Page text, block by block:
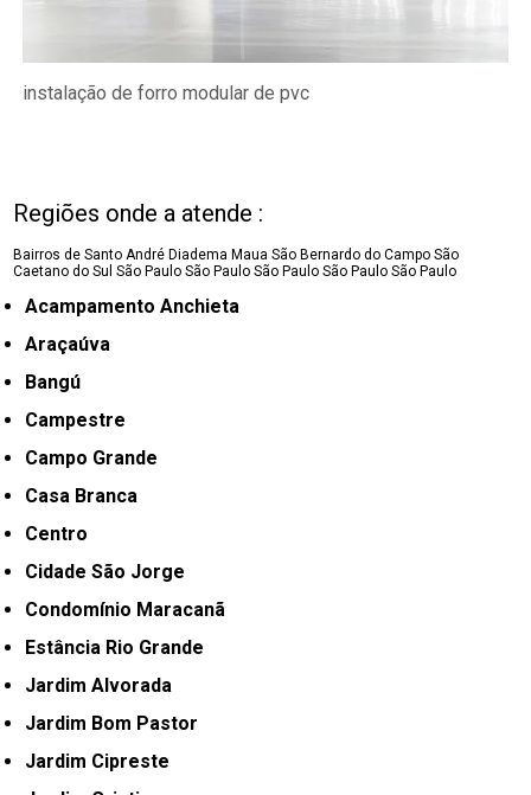
instalação de forro modular de pvc
Regiões onde a atende :
Bairros de Santo André Diadema Maua São Bernardo do Campo São
Caetano do SulSão Paulo São Paulo São Paulo São Paulo São Paulo
Acampamento Anchieta
Araçaúva
Bangú
Campestre
Campo Grande
Casa Branca
Centro
Cidade São Jorge
Condomínio Maracanã
Estância Rio Grande
Jardim Alvorada
Jardim Bom Pastor
Jardim Cipreste